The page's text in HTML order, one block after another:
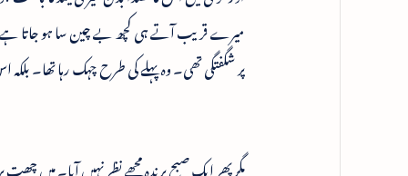
میرے قریب آتے ہی کچھ بے چین سا ہو جاتا
پر شگفتگی تھی۔ وہ پہلے کی طرح چہک رہا
مگر پھر ایک صبح پرندہ مجھے نظر نہیں آیا۔ میں